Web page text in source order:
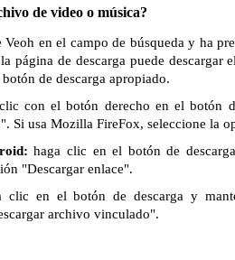
de video o música?
Veoh en el campo de búsqueda y ha
página de descarga puede
de descarga apropiado.
con el botón derecho en el botón
Si usa Mozilla FireFox, seleccione la
haga clic en el botón de
"Descargar enlace".
clic en el botón de descarga y
archivo vinculado".